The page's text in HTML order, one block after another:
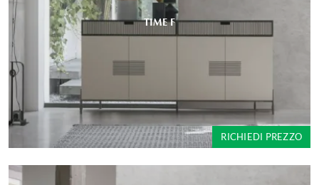
TIME F
RICHIEDI PREZZO